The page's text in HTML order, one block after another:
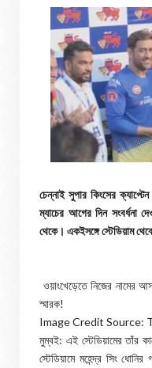
চেন্নাই সুপার কিংসের ক্যাপ্টেন
ম্যাচের আগের দিন সংবর্ধনা
থেকে। একইসঙ্গে স্টেডিয়াম
ওয়াংখেড়েতে নিজের নামের
স্মারক!
Image Credit Source:
মুম্বই: এই স্টেডিয়ামের তাঁর
স্টেডিয়ামে মহেন্দ্র সিং